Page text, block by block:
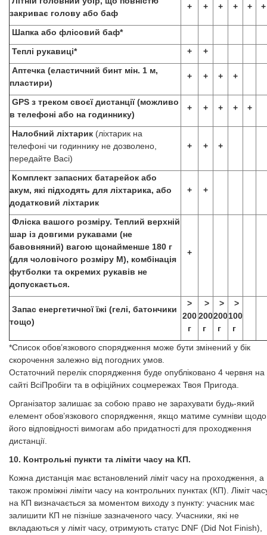
закриває голову або баф
+ + + + + +
Шапка або флісовий баф*
Теплі рукавиці*
+
+
Аптечка (еластичний бинт мін. 1 м,
пластири)
+ + + +
GPS з треком своєї дистанції (можливо
в телефоні або на годиннику)
+ + + + +
Налобний ліхтарик (ліхтарик на
телефоні чи годиннику не дозволено,
передайте Васі)
+ + +
Комплект запасних батарейок або
акум, які підходять для ліхтарика, або
додатковий ліхтарик
+ +
Фліска вашого розміру. Теплий верхній
шар із довгими рукавами (не
бавовняний) вагою щонайменше 180 г
(для чоловічого розміру M), комбінація
футболки та окремих рукавів не
допускається.
+
Запас енергетичної їжі (гелі, батончики
тощо)
>
200
г
>
200
г
>
200
г
>
100
г
​​​​​​​​​*Список обов’язкового спорядження може бути змінений у бік
скорочення залежно від погодних умов.
Остаточний перелік спорядження буде опубліковано 4 червня на
сайті ВсіПробіги та в офіційних соцмережах Твоя Пригода.​​​​​​​
Організатор залишає за собою право не зарахувати будь-який
елемент обов’язкового спорядження, якщо матиме сумніви щодо
його відповідності вимогам або придатності для проходження
дистанції.
10. Контрольні пункти та ліміти часу на КП.
Кожна дистанція має встановлений ліміт часу на проходження, а
також проміжні ліміти часу на контрольних пунктах (КП). Ліміт
на КП визначається за моментом виходу з пункту: учасник має
залишити КП не пізніше зазначеного часу. Учасники, які не
вкладаються у ліміт часу, отримують статус DNF (Did Not Finish),